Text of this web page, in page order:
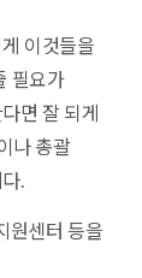
이것들을
필요가
면 잘 되게
나 총괄
.
원센터 등을